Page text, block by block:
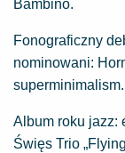
Bambino.
Fonograficzny
nominowani:
superminimalism.
Album roku jazz:
Święs Trio